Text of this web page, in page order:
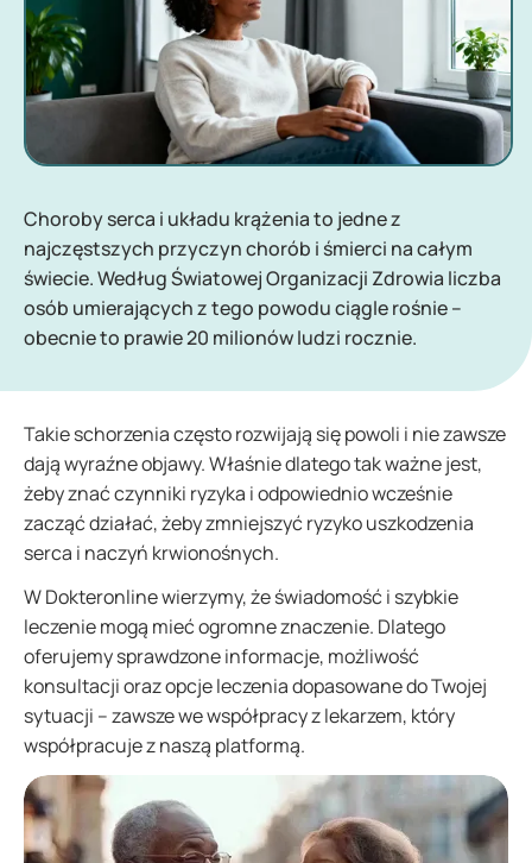
Choroby serca i układu krążenia to jedne z
najczęstszych przyczyn chorób i śmierci na całym
świecie. Według Światowej Organizacji Zdrowia liczba
osób umierających z tego powodu ciągle rośnie –
obecnie to prawie 20 milionów ludzi rocznie.
Takie schorzenia często rozwijają się powoli i nie zawsze
dają wyraźne objawy. Właśnie dlatego tak ważne jest,
żeby znać czynniki ryzyka i odpowiednio wcześnie
zacząć działać, żeby zmniejszyć ryzyko uszkodzenia
serca i naczyń krwionośnych.
W Dokteronline wierzymy, że świadomość i szybkie
leczenie mogą mieć ogromne znaczenie. Dlatego
oferujemy sprawdzone informacje, możliwość
konsultacji oraz opcje leczenia dopasowane do Twojej
sytuacji – zawsze we współpracy z lekarzem, który
współpracuje z naszą platformą.